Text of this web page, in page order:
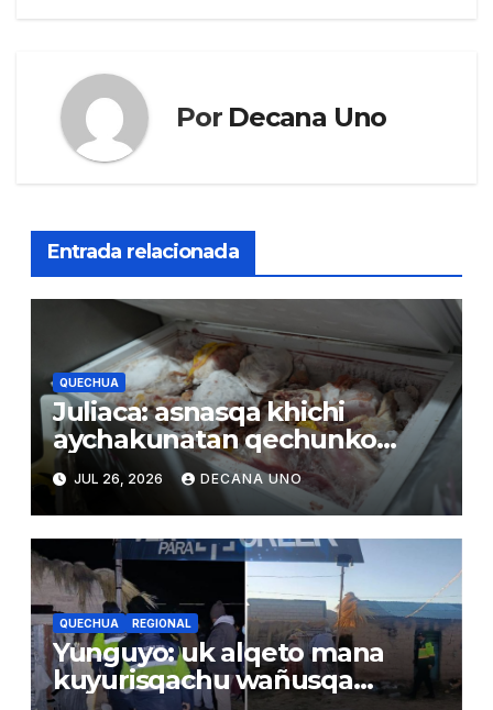
Por Decana Uno
Entrada relacionada
QUECHUA
Juliaca: asnasqa khichi
aychakunatan qechunko
qhatuna wasikunamanta
JUL 26, 2026 DECANA UNO
QUECHUA REGIONAL
Yunguyo: uk alqeto mana
kuyurisqachu wañusqa